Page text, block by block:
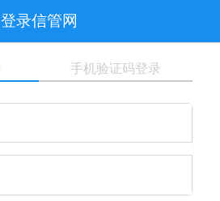
登录信管网
手机验证码登录